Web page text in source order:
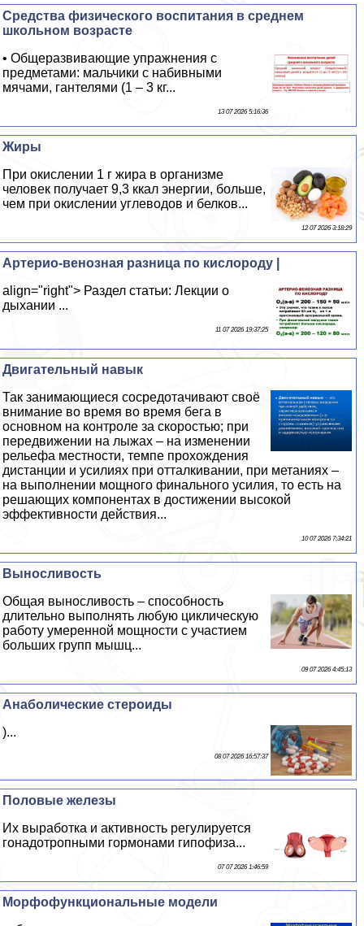
Средства физического воспитания в среднем
школьном возрасте
• Общеразвивающие упражнения с
предметами: мальчики с набивными
мячами, гантелями (1 – 3 кг...
13 07 2026 5:16:36
Жиры
При окислении 1 г жира в организме
человек получает 9,3 ккал энергии, больше,
чем при окислении углеводов и белков...
12 07 2026 3:18:29
Артерио-венозная разница по кислороду |
align="right"> Раздел статьи: Лекции о
дыхании ...
11 07 2026 19:37:25
Двигательный навык
Так занимающиеся сосредотачивают своё
внимание во время во время бега в
основном на контроле за скоростью; при
передвижении на лыжах – на изменении
рельефа местности, темпе прохождения
дистанции и усилиях при отталкивании, при метаниях –
на выполнении мощного финального усилия, то есть на
решающих компонентах в достижении высокой
эффективности действия...
10 07 2026 7:34:21
Выносливость
Общая выносливость – способность
длительно выполнять любую циклическую
работу умеренной мощности с участием
больших групп мышц...
09 07 2026 4:45:13
Анаболические стероиды
)...
08 07 2026 16:57:37
Пoлoвые железы
Их выработка и активность регулируется
гонадотропными гормонами гипофиза...
07 07 2026 1:46:59
Морфофункциональные модели